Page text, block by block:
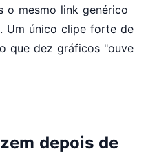
o mesmo link genérico
Um único clipe forte de
que dez gráficos "ouve
depois de